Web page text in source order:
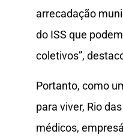
arrecadação
do ISS que
coletivos”,
Portanto, como
para viver, Rio
médicos,